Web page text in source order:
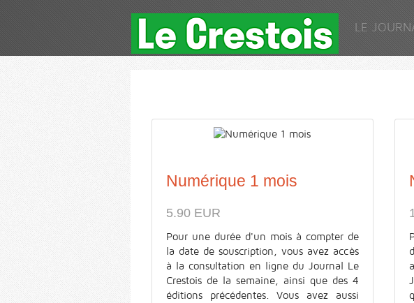
LE
Numérique 1 mois
5.90 EUR
Pour une durée d'un mois à compter de
la date de souscription, vous avez accès
à la consultation en ligne du Journal Le
Crestois de la semaine, ainsi que des 4
éditions précédentes. Vous avez aussi